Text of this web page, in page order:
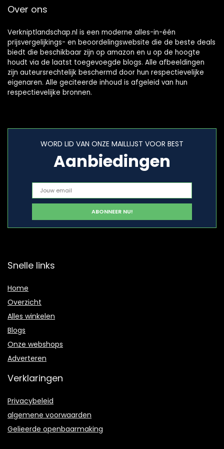
Over ons
Verkniptlandschap.nl is een moderne alles-in-één
prijsvergelijkings- en beoordelingswebsite die de beste deals
biedt die beschikbaar zijn op amazon en u op de hoogte
houdt via de laatst toegevoegde blogs. Alle afbeeldingen
zijn auteursrechtelijk beschermd door hun respectievelijke
eigenaren. Alle geciteerde inhoud is afgeleid van hun
respectievelijke bronnen.
WORD LID VAN ONZE MAILLIJST VOOR BEST
Aanbiedingen
Snelle links
Home
Overzicht
Alles winkelen
Blogs
Onze webshops
Adverteren
Verklaringen
Privacybeleid
algemene voorwaarden
Gelieerde openbaarmaking